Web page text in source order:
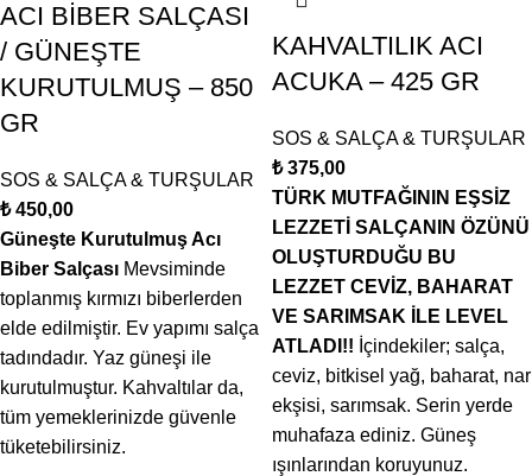
ACI BİBER SALÇASI
/ GÜNEŞTE
KURUTULMUŞ – 850
GR
SOS & SALÇA & TURŞULAR
₺450,00
Güneşte Kurutulmuş Acı
Biber Salçası Mevsiminde
toplanmış kırmızı biberlerden
elde edilmiştir. Ev yapımı salça
tadındadır. Yaz güneşi ile
kurutulmuştur. Kahvaltılar da,
tüm yemeklerinizde güvenle
tüketebilirsiniz.
KAHVALTILIK ACI
ACUKA – 425 GR
SOS & SALÇA & TURŞULAR
₺375,00
TÜRK MUTFAĞININ EŞSİZ
LEZZETİ SALÇANIN ÖZÜNÜ
OLUŞTURDUĞU BU
LEZZET CEVİZ, BAHARAT
VE SARIMSAK İLE LEVEL
ATLADI!! İçindekiler; salça,
ceviz, bitkisel yağ, baharat, nar
ekşisi, sarımsak. Serin yerde
muhafaza ediniz. Güneş
ışınlarından koruyunuz.